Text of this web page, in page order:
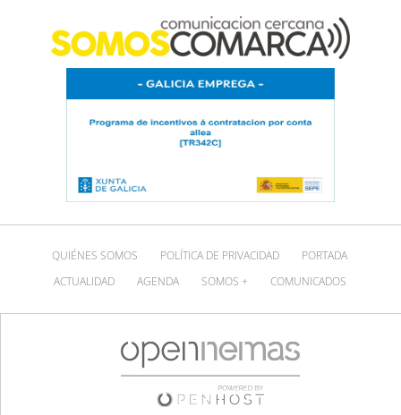
QUIÉNES SOMOS POLÍTICA DE PRIVACIDAD
PORTADA
ACTUALIDAD
AGENDA SOMOS + COMUNICADOS